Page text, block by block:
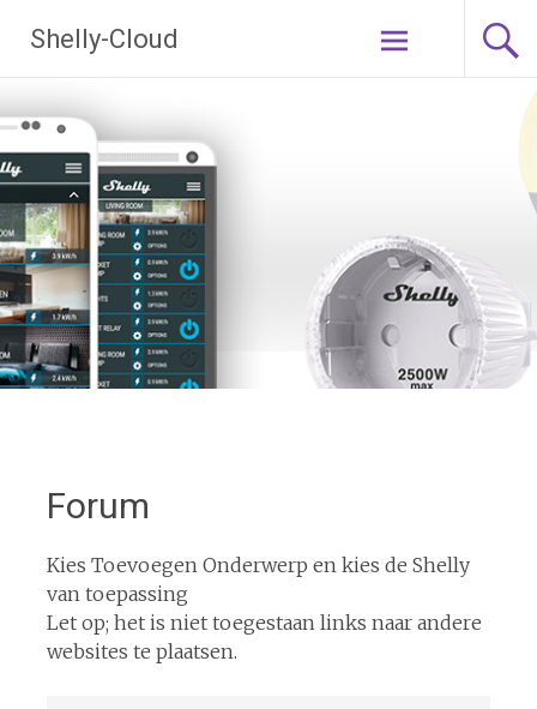
naar
de
Shelly-Cloud
Forum
Kies Toevoegen Onderwerp en kies de Shelly
van toepassing
Let op; het is niet toegestaan links naar andere
websites te plaatsen.